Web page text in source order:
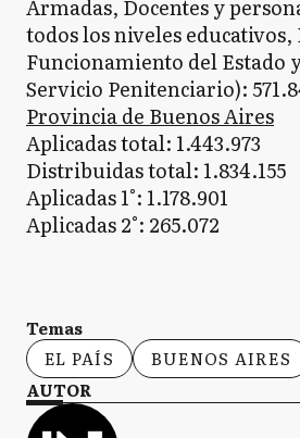
Armadas, Docentes y
todos los niveles educativos,
Funcionamiento del Estado
Servicio Penitenciario):
Provincia de Buenos Aires
Aplicadas total: 1.443.973
Distribuidas total: 1.834.155
Aplicadas 1°: 1.178.901
Aplicadas 2°: 265.072
Temas
EL PAÍS
BUENOS AIRES
AUTOR